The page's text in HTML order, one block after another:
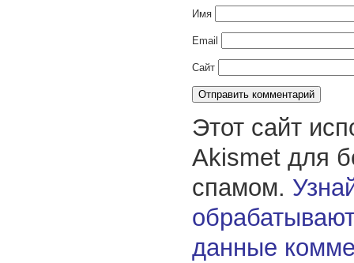
Имя
Email
Сайт
Этот сайт
Akismet для
спамом.
данные